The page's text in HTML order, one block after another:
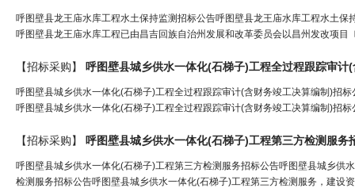
呼图壁县龙王庙水库工程水土保持监测招标公告呼图壁县龙王庙水库工程水
呼图壁县龙王庙水库工程已由昌吉回族自治州发展和改革委员会以昌州发改项目
【招标采购】 呼图壁县城乡供水一体化(石梯子)工程全过程跟踪审计
呼图壁县城乡供水一体化(石梯子)工程全过程跟踪审计(含财务竣工决算编制)招
呼图壁县城乡供水一体化(石梯子)工程全过程跟踪审计(含财务竣工决算编制)招
【招标采购】 呼图壁县城乡供水一体化(石梯子)工程第三方检测服务
呼图壁县城乡供水一体化(石梯子)工程第三方检测服务招标公告呼图壁县城乡
检测服务招标公告呼图壁县城乡供水一体化(石梯子)工程第三方检测服务，建设